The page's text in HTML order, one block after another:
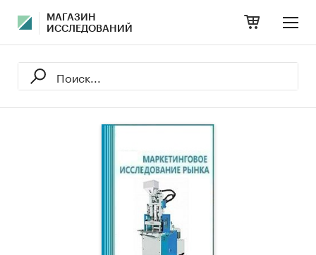
МАГАЗИН
ИССЛЕДОВАНИЙ